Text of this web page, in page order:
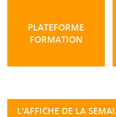
PLATEFORME
FORMATION
L'AFFICHE DE LA